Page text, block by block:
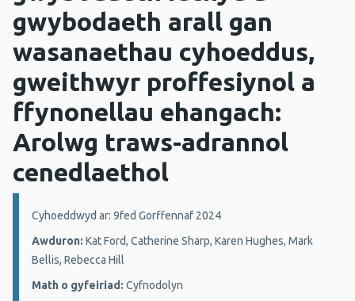
gwybodaeth arall gan
wasanaethau cyhoeddus,
gweithwyr proffesiynol a
ffynonellau ehangach:
Arolwg traws-adrannol
cenedlaethol
Manylion:
Cyhoeddwyd ar: 9fed Gorffennaf 2024
Awduron: Kat Ford, Catherine Sharp, Karen Hughes, Mark
Bellis, Rebecca Hill
Math o gyfeiriad: Cyfnodolyn